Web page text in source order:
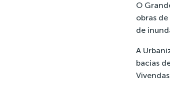
O
obras
de
A
bacias